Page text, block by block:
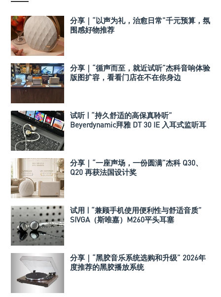
分享｜“以声为礼，治愈日常”千元预算，氛
围感好物推荐
分享｜“循声而至，就近试听”杰科音响体验
版图扩容，看看门店在不在你身边
试听 | “持久舒适的高保真聆听”
Beyerdynamic拜雅 DT 30 IE 入耳式监听耳
分享｜“一座声场，一份圆满”杰科 Q30、
Q20 再获法国设计奖
试用 | “兼顾手机使用便利性与舒适音质”
SIVGA（斯唯嘉）M260平头耳塞
分享｜“黑胶音乐系统选购和升级” 2026年
度推荐的黑胶播放系统